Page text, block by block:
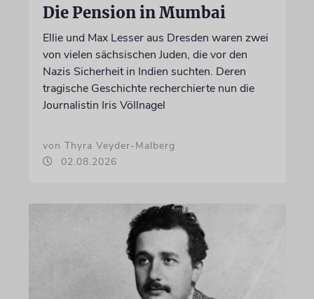
Die Pension in Mumbai
Ellie und Max Lesser aus Dresden waren zwei
von vielen sächsischen Juden, die vor den
Nazis Sicherheit in Indien suchten. Deren
tragische Geschichte recherchierte nun die
Journalistin Iris Völlnagel
von Thyra Veyder-Malberg
02.08.2026